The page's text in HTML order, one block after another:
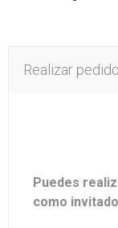
Realizar
Puedes
como